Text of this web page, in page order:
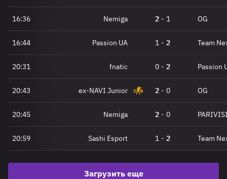
16:36 Nemiga 2 - 1 OG
16:44 Passion UA 1 - 2 Team
20:31 fnatic 0 - 2 Passion
20:43 ex-NAVI Junior 2 - 0 OG
20:45 Nemiga 2 - 0
20:59 Sashi Esport 1 - 2 Team
Загрузить еще